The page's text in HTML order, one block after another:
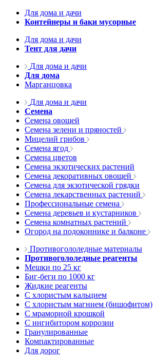
Для дома и дачи
Контейнеры и баки мусорные
Для дома и дачи
Тент для дачи
Для дома и дачи
Для дома
Марганцовка
Для дома и дачи
Семена
Семена овощей
Семена зелени и пряностей
Мицелий грибов
Семена ягод
Семена цветов
Семена экзотических растений
Семена декоративных овощей
Семена для экзотической грядки
Семена лекарственных растений
Профессиональные семена
Семена деревьев и кустарников
Семена комнатных растений
Огород на подоконнике и балконе
Противогололедные материалы
Противогололедные реагенты
Мешки по 25 кг
Биг-беги по 1000 кг
Жидкие реагенты
С хлористым кальцием
С хлористым магнием (бишофитом)
С мраморной крошкой
С ингибитором коррозии
Гранулированные
Компактированные
Для дорог